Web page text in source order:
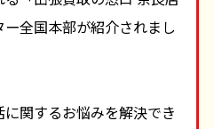
全国本部が紹介されまし
関するお悩みを解決でき